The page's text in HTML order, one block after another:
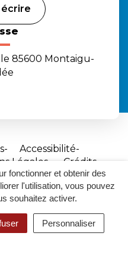
fonctionner et obtenir des
l'utilisation, vous pouvez
souhaitez activer.
Personnaliser
ACCESSIBILITÉ
85600 Montaigu-
Accessibilité
Légales
Crédits